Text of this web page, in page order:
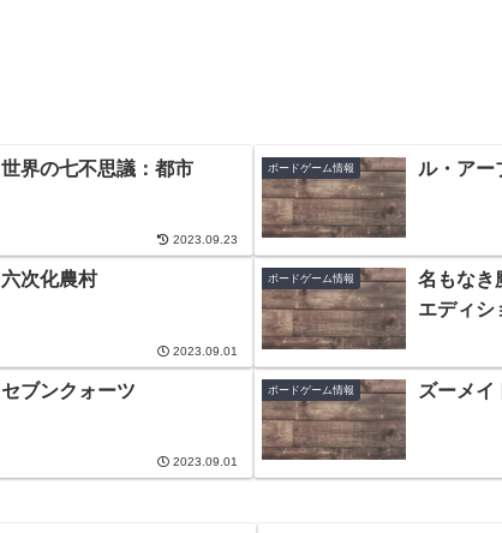
世界の七不思議：都市
2023.09.23
ボードゲーム情報 ル・アー
六次化農村
2023.09.01
ボードゲーム情報
名もなき
エディシ
セブンクォーツ
2023.09.01
ボードゲーム情報 ズーメイ